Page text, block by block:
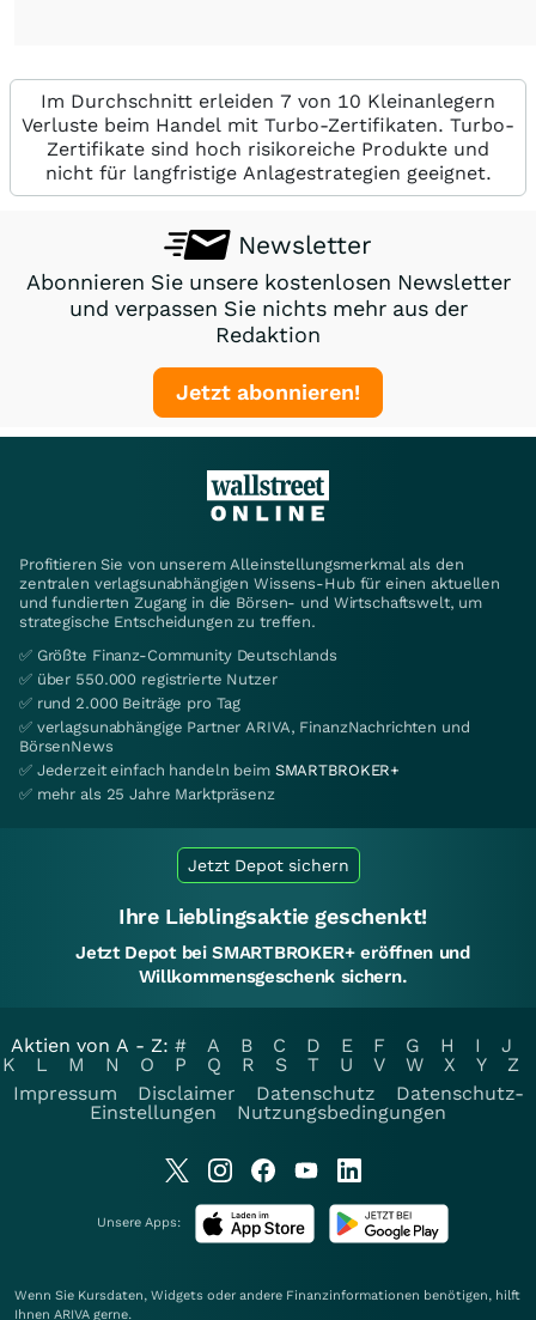
Im Durchschnitt erleiden 7 von 10 Kleinanlegern
Verluste beim Handel mit Turbo-Zertifikaten. Turbo-
Zertifikate sind hoch risikoreiche Produkte und
nicht für langfristige Anlagestrategien geeignet.
Newsletter
Abonnieren Sie unsere kostenlosen Newsletter
und verpassen Sie nichts mehr aus der
Redaktion
Jetzt abonnieren!
Profitieren Sie von unserem Alleinstellungsmerkmal als den
zentralen verlagsunabhängigen Wissens-Hub für einen aktuellen
und fundierten Zugang in die Börsen- und Wirtschaftswelt, um
strategische Entscheidungen zu treffen.
✅ Größte Finanz-Community Deutschlands
✅ über 550.000 registrierte Nutzer
✅ rund 2.000 Beiträge pro Tag
✅ verlagsunabhängige Partner ARIVA, FinanzNachrichten und
BörsenNews
✅ Jederzeit einfach handeln beim SMARTBROKER+
✅ mehr als 25 Jahre Marktpräsenz
Jetzt Depot sichern
Ihre Lieblingsaktie geschenkt!
Jetzt Depot bei SMARTBROKER+ eröffnen und
Willkommensgeschenk sichern.
Aktien von A - Z: # A B C D E F G H I
J
K
L M N O P Q R S T U V W X Y
Z
Impressum
Disclaimer Datenschutz
Datenschutz-
Einstellungen
Nutzungsbedingungen
Unsere Apps:
Wenn Sie Kursdaten, Widgets oder andere Finanzinformationen benötigen, hilft
Ihnen ARIVA gerne.